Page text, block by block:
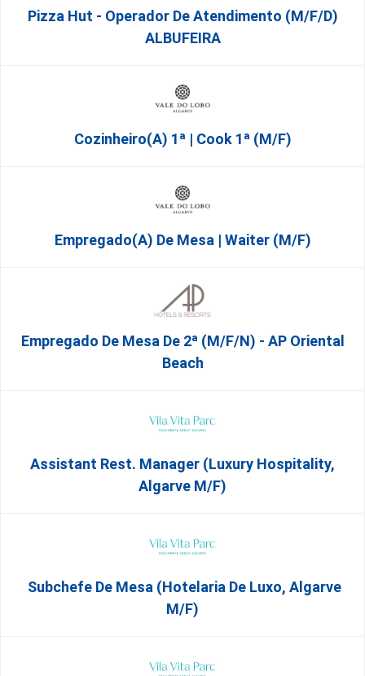
Pizza Hut - Operador De Atendimento (m/f/d)
ALBUFEIRA
Cozinheiro(a) 1ª | Cook 1ª (M/F)
Empregado(a) De Mesa | Waiter (M/F)
Empregado De Mesa De 2ª (M/F/N) - AP Oriental
Beach
Assistant Rest. Manager (Luxury Hospitality,
Algarve M/F)
Subchefe De Mesa (Hotelaria De Luxo, Algarve
M/F)